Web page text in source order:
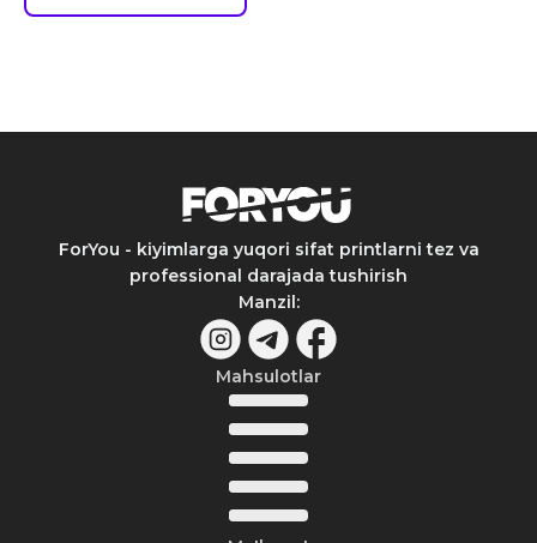
ForYou - kiyimlarga yuqori sifat printlarni tez va
professional darajada tushirish
Manzil:
Mahsulotlar